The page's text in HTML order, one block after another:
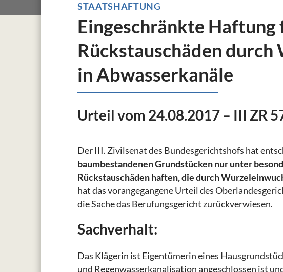
STAATSHAFTUNG
Eingeschränkte Haftung
Rückstauschäden durch
in Abwasserkanäle
Urteil vom 24.08.2017 – III ZR
Der III. Zivilsenat des Bundesgerichtshofs hat
baumbestandenen Grundstücken nur unter
Rückstauschäden haften, die durch
hat das vorangegangene Urteil des
die Sache das Berufungsgericht zurückverwiesen.
Sachverhalt:
Das Klägerin ist Eigentümerin eines
und Regenwasserkanalisation angeschlossen ist